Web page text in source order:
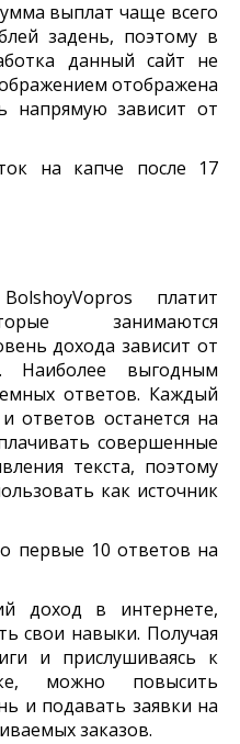
выплат чаще всего
задень, поэтому в
данный сайт не
отображена
напрямую зависит от
на капче после 17
платит
занимаются
дохода зависит от
Наиболее выгодным
ответов. Каждый
ответов останется на
совершенные
текста, поэтому
как источник
первые 10 ответов на
доход в интернете,
свои навыки. Получая
и прислушиваясь к
можно повысить
и подавать заявки на
заказов.